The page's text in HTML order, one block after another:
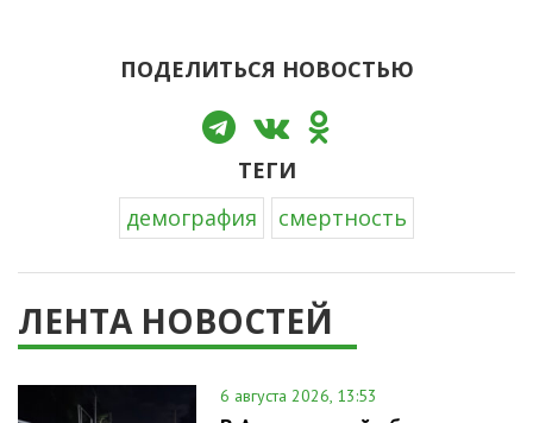
ПОДЕЛИТЬСЯ НОВОСТЬЮ
ТЕГИ
демография
смертность
ЛЕНТА НОВОСТЕЙ
6 августа 2026, 13:53